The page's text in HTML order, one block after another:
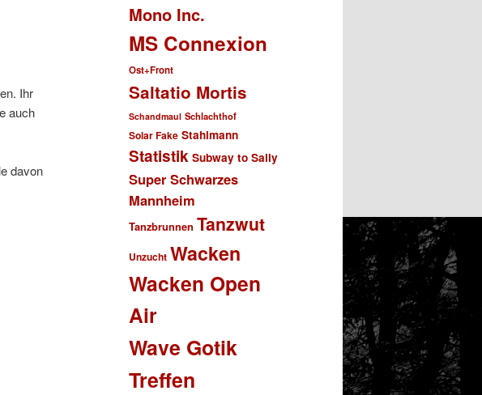
Ihr
auch
davon
Mono Inc.
MS Connexion
Ost+Front
Saltatio Mortis
Schandmaul Schlachthof
Solar Fake Stahlmann
Statistik Subway to Sally
Super Schwarzes
Mannheim
Tanzbrunnen Tanzwut
Unzucht Wacken
Wacken Open
Air
Wave Gotik
Treffen